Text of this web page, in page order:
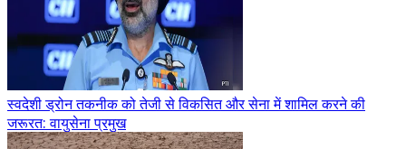
स्वदेशी ड्रोन तकनीक को तेजी से विकसित और सेना में शामिल करने की
जरूरत: वायुसेना प्रमुख